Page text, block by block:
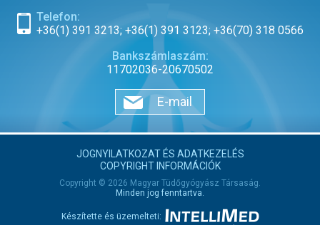
Telefon:
+36(1) 391 3213; +36(1) 391 3123; +36(70) 318 0566
Bankszámlaszám:
11702036-20670502
E-mail
JOGNYILATKOZAT ÉS ADATKEZELÉS
COPYRIGHT INFORMÁCIÓK
Copyright © 2026 Magyar Tüdőgyógyász Társaság.
Minden jog fenntartva.
Készítette és üzemelteti: